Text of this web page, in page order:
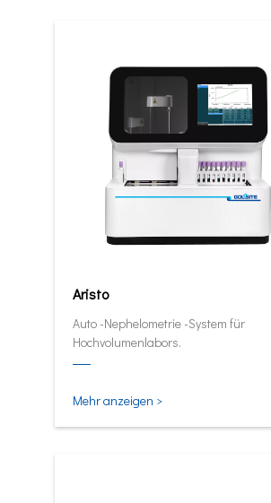
Aristo
Auto -Nephelometrie -System für
Hochvolumenlabors.
Mehr anzeigen >